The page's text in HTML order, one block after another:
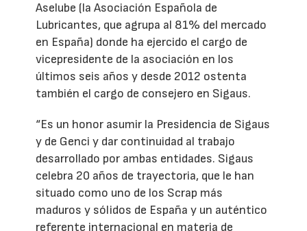
Aselube (la Asociación Española de
Lubricantes, que agrupa al 81% del mercado
en España) donde ha ejercido el cargo de
vicepresidente de la asociación en los
últimos seis años y desde 2012 ostenta
también el cargo de consejero en Sigaus.
“Es un honor asumir la Presidencia de Sigaus
y de Genci y dar continuidad al trabajo
desarrollado por ambas entidades. Sigaus
celebra 20 años de trayectoria, que le han
situado como uno de los Scrap más
maduros y sólidos de España y un auténtico
referente internacional en materia de